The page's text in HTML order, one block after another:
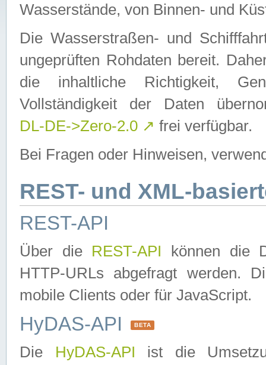
Wasserstände, von Binnen- und
Die Wasserstraßen- und
ungeprüften Rohdaten bereit.
die inhaltliche Richtigkeit,
Vollständigkeit der Daten
DL-DE->Zero-2.0 ↗ frei verfügbar.
Bei Fragen oder Hinweisen,
REST- und XML-
REST-API
Über die REST-API können die
HTTP-URLs abgefragt werden.
mobile Clients oder für JavaScript.
HyDAS-API BETA
Die HyDAS-API ist die